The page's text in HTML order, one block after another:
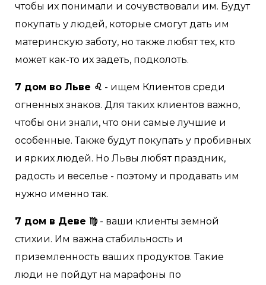
чтобы их понимали и сочувствовали им. Будут
покупать у людей, которые смогут дать им
материнскую заботу, но также любят тех, кто
может как-то их задеть, подколоть.
7 дом во Льве ♌ - ищем Клиентов среди
огненных знаков. Для таких клиентов важно,
чтобы они знали, что они самые лучшие и
особенные. Также будут покупать у пробивных
и ярких людей. Но Львы любят праздник,
радость и веселье - поэтому и продавать им
нужно именно так.
7 дом в Деве ♍- ваши клиенты земной
стихии. Им важна стабильность и
приземленность ваших продуктов. Такие
люди не пойдут на марафоны по